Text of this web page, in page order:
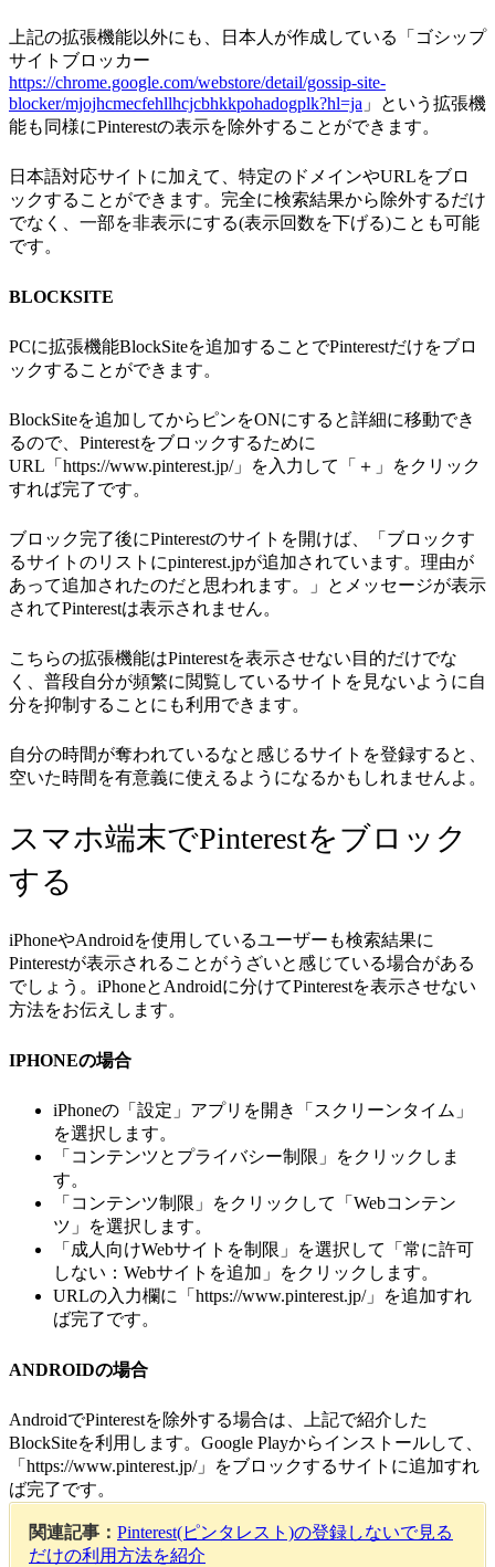
上記の拡張機能以外にも、日本人が作成している「ゴシップ
サイトブロッカー
https://chrome.google.com/webstore/detail/gossip-site-
blocker/mjojhcmecfehllhcjcbhkkpohadogplk?hl=ja 」という拡張機
能も同様にPinterestの表示を除外することができます。
日本語対応サイトに加えて、特定のドメインやURLをブロ
ックすることができます。完全に検索結果から除外するだけ
でなく、一部を非表示にする(表示回数を下げる)ことも可能
です。
BLOCKSITE
PCに拡張機能BlockSiteを追加することでPinterestだけをブロ
ックすることができます。
BlockSiteを追加してからピンをONにすると詳細に移動でき
るので、Pinterestをブロックするために
URL「https://www.pinterest.jp/」を入力して「＋」をクリック
すれば完了です。
ブロック完了後にPinterestのサイトを開けば、「ブロックす
るサイトのリストにpinterest.jpが追加されています。理由が
あって追加されたのだと思われます。」とメッセージが表示
されてPinterestは表示されません。
こちらの拡張機能はPinterestを表示させない目的だけでな
く、普段自分が頻繁に閲覧しているサイトを見ないように自
分を抑制することにも利用できます。
自分の時間が奪われているなと感じるサイトを登録すると、
空いた時間を有意義に使えるようになるかもしれませんよ。
スマホ端末でPinterestをブロック
する
iPhoneやAndroidを使用しているユーザーも検索結果に
Pinterestが表示されることがうざいと感じている場合がある
でしょう。iPhoneとAndroidに分けてPinterestを表示させない
方法をお伝えします。
IPHONEの場合
iPhoneの「設定」アプリを開き「スクリーンタイム」
を選択します。
「コンテンツとプライバシー制限」をクリックしま
す。
「コンテンツ制限」をクリックして「Webコンテン
ツ」を選択します。
「成人向けWebサイトを制限」を選択して「常に許可
しない：Webサイトを追加」をクリックします。
URLの入力欄に「https://www.pinterest.jp/」を追加すれ
ば完了です。
ANDROIDの場合
AndroidでPinterestを除外する場合は、上記で紹介した
BlockSiteを利用します。Google Playからインストールして、
「https://www.pinterest.jp/」をブロックするサイトに追加すれ
ば完了です。
関連記事： Pinterest(ピンタレスト)の登録しないで見る
だけの利用方法を紹介